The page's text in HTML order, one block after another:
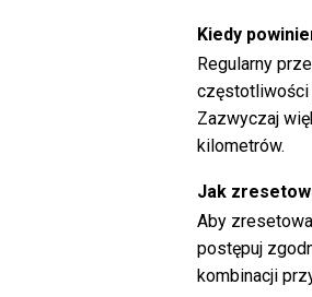
Kiedy
Regularny
częstotliwości
Zazwyczaj
kilometrów.
Jak
Aby
postępuj
kombinacji